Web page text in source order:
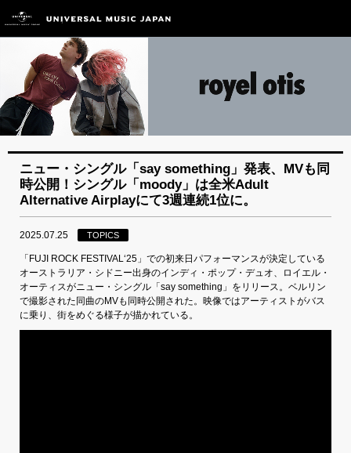
ニュー・シングル「say something」発表、MVも同
時公開！シングル「moody」は全米Adult
Alternative Airplayにて3週連続1位に。
2025.07.25 TOPICS
「FUJI ROCK FESTIVAL‘25」での初来日パフォーマンスが決定している
オーストラリア・シドニー出身のインディ・ポップ・デュオ、ロイエル・
オーティスがニュー・シングル「say something」をリリース。ベルリン
で撮影された同曲のMVも同時公開された。映像ではアーティストがバス
に乗り、街をめぐる様子が描かれている。